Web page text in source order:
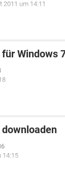
2011 um 14:11
Windows
14:15